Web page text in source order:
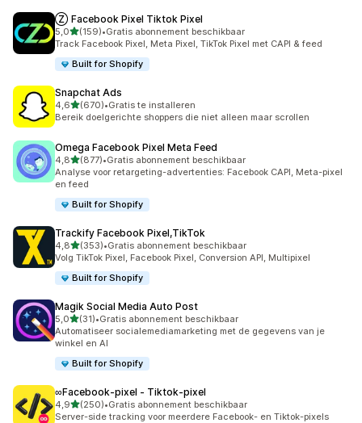
Ⓩ Facebook Pixel Tiktok Pixel
5,0van 5 sterren
(159)
159 recensies in totaal
•Gratis abonnement beschikbaar
Track Facebook Pixel, Meta Pixel, TikTok Pixel met CAPI & feed
Built for Shopify
Snapchat Ads
4,6van 5 sterren
(670)
670 recensies in totaal
•Gratis te installeren
Bereik doelgerichte shoppers die niet alleen maar scrollen
Omega Facebook Pixel Meta Feed
4,8van 5 sterren
(877)
877 recensies in totaal
•Gratis abonnement beschikbaar
Analyse voor retargeting-advertenties: Facebook CAPI, Meta-pixel
en feed
Built for Shopify
Trackify Facebook Pixel,TikTok
4,8van 5 sterren
(353)
353 recensies in totaal
•Gratis abonnement beschikbaar
Volg TikTok Pixel, Facebook Pixel, Conversion API, Multipixel
Built for Shopify
Magik Social Media Auto Post
5,0van 5 sterren
(31)
31 recensies in totaal
•Gratis abonnement beschikbaar
Automatiseer socialemediamarketing met de gegevens van je
winkel en AI
Built for Shopify
∞Facebook‑pixel ‑ Tiktok‑pixel
4,9van 5 sterren
(250)
250 recensies in totaal
•Gratis abonnement beschikbaar
Server-side tracking voor meerdere Facebook- en Tiktok-pixels